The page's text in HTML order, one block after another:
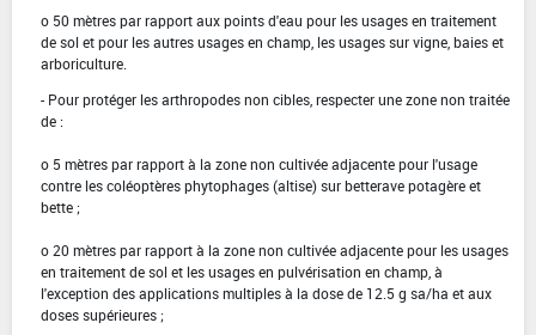
o 50 mètres par rapport aux points d'eau pour les usages en traitement
de sol et pour les autres usages en champ, les usages sur vigne, baies et
arboriculture.
- Pour protéger les arthropodes non cibles, respecter une zone non traitée
de :
o 5 mètres par rapport à la zone non cultivée adjacente pour l'usage
contre les coléoptères phytophages (altise) sur betterave potagère et
bette ;
o 20 mètres par rapport à la zone non cultivée adjacente pour les usages
en traitement de sol et les usages en pulvérisation en champ, à
l'exception des applications multiples à la dose de 12.5 g sa/ha et aux
doses supérieures ;